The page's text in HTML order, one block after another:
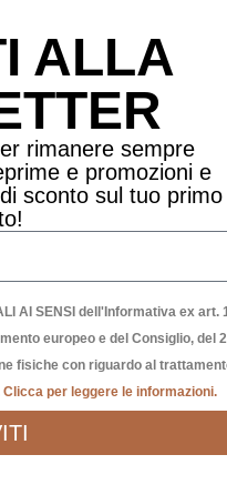
ALLA
rimanere sempre
e promozioni e
sconto sul tuo primo
AI SENSI dell'Informativa ex art.
europeo e del Consiglio, del
fisiche con riguardo al
Clicca per leggere le informazioni.